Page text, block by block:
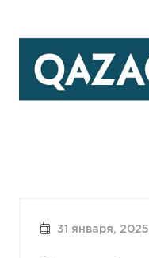
31 января, 2025